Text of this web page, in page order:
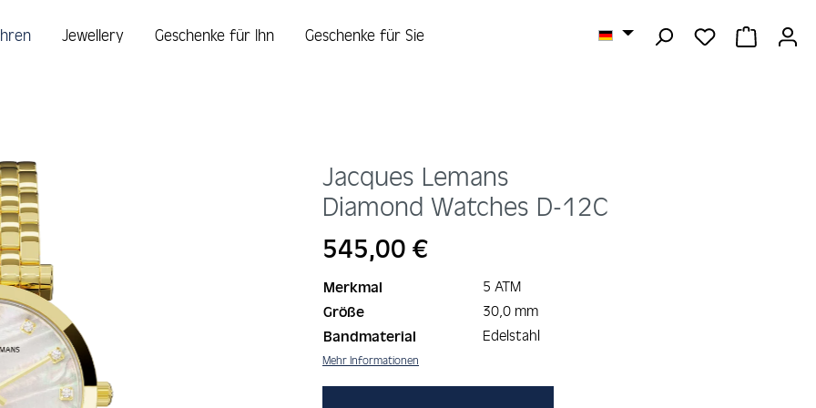
DU HAST 0
Jewellery Geschenke für Ihn Geschenke für Sie
Jacques Lemans
Diamond Watches D-12C
Regulärer Preis:
545,00 €
Merkmal 5 ATM
Größe 30,0 mm
Bandmaterial Edelstahl
Mehr Informationen